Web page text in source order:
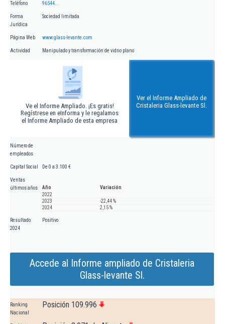
Teléfono 96544...
Forma
Jurídica
Sociedad limitada
Página Web www.glass-levante.com
Actividad Manipulado y transformación de vidrio plano
Ve el Informe Ampliado. ¡Es gratis!
Regístrese en eInforma y le regalamos
el Informe Ampliado de esta empresa
Ver el Informe Ampliado de
Cristaleria Glass-levante Sl.
Número de
empleados
Capital Social De 0 a 3.100 €
Ventas
últimos años
Año
Variación
2022
2023
-22,44 %
2024
2,15 %
Resultado
2024
Positivo
Accede al Informe ampliado de Cristaleria
Glass-levante Sl.
Ranking
Nacional
Posición 109.996